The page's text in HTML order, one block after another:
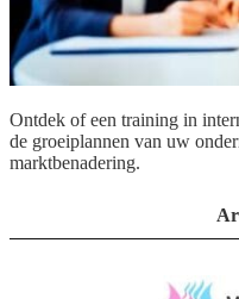
Ontdek of een training in
de groeiplannen van uw
marktbenadering.